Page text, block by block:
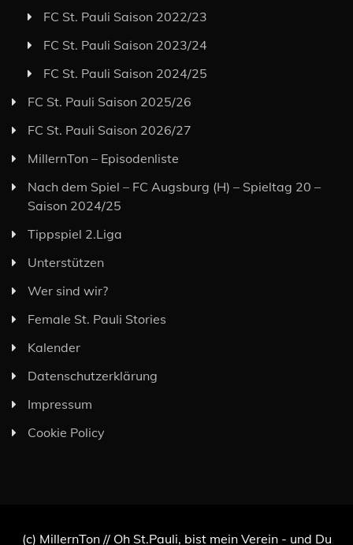
FC St. Pauli Saison 2022/23
FC St. Pauli Saison 2023/24
FC St. Pauli Saison 2024/25
FC St. Pauli Saison 2025/26
FC St. Pauli Saison 2026/27
MillernTon – Episodenliste
Nach dem Spiel – FC Augsburg (H) – Spieltag 20 –
Saison 2024/25
Tippspiel 2.Liga
Unterstützen
Wer sind wir?
Female St. Pauli Stories
Kalender
Datenschutzerklärung
Impressum
Cookie Policy
(c) MillernTon // Oh St.Pauli, bist mein Verein - und Du